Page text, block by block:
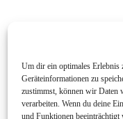
Um dir ein optimales Erlebnis
Geräteinformationen zu
zustimmst, können wir Daten
verarbeiten. Wenn du deine
und Funktionen beeinträchtigt